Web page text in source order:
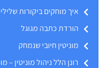
איך מוחקים ביקורות
הורדת כתבה מגוגל
מוניטין חיובי שנמחק
רונן הלל ניהול מוניטין –